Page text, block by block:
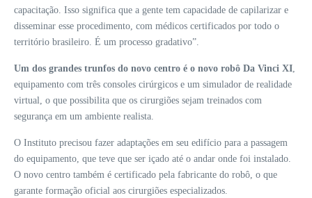
capacitação. Isso significa que a gente tem capacidade de capilarizar e
disseminar esse procedimento, com médicos certificados por todo o
território brasileiro. É um processo gradativo”.
Um dos grandes trunfos do novo centro é o novo robô Da Vinci XI,
equipamento com três consoles cirúrgicos e um simulador de realidade
virtual, o que possibilita que os cirurgiões sejam treinados com
segurança em um ambiente realista.
O Instituto precisou fazer adaptações em seu edifício para a passagem
do equipamento, que teve que ser içado até o andar onde foi instalado.
O novo centro também é certificado pela fabricante do robô, o que
garante formação oficial aos cirurgiões especializados.